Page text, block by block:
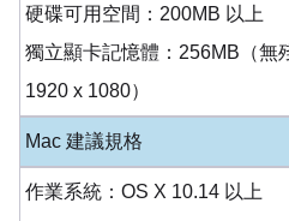
硬碟可用空間：200MB 以上
獨立顯卡記憶體：256MB（無
1920 x 1080）
Mac 建議規格
作業系統：OS X 10.14 以上